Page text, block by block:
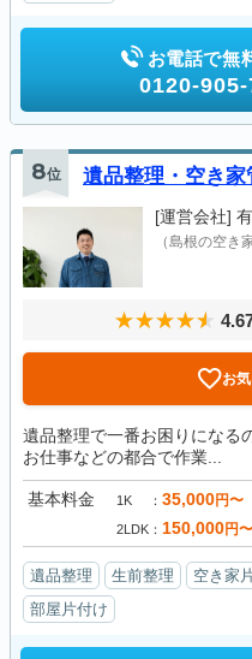
お電話で無
0120-905-
8位 遺品整理・空き
[運営会社]
（島根の空き
お
遺品整理で一番お困りになる
お仕事などの都合で作業...
基本料金 1K 35,000円〜
2LDK 150,000円〜
遺品整理 生前整理 空き家
部屋片付け